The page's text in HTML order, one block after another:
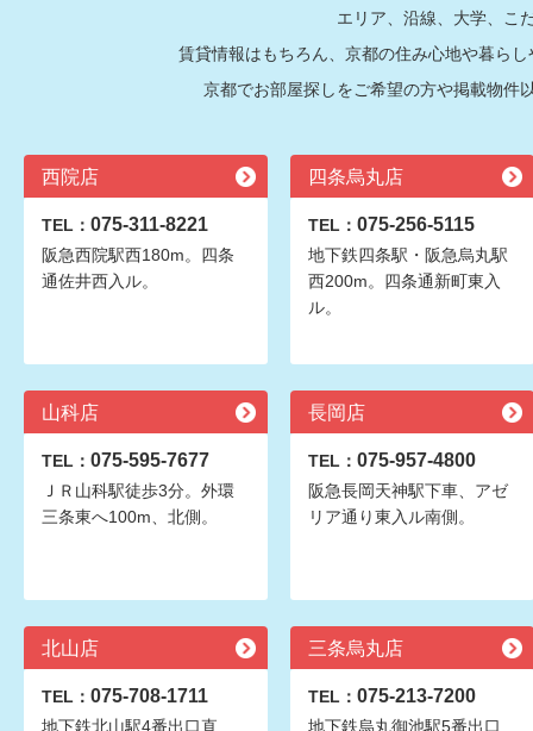
エリア、沿線、大学、こ
賃貸情報はもちろん、京都の住み心地や暮ら
京都でお部屋探しをご希望の方や掲載物件
西院店
TEL： 075-311-8221
阪急西院駅西180m。四条
通佐井西入ル。
四条烏丸店
TEL： 075-256-5115
地下鉄四条駅・阪急烏丸駅
西200m。四条通新町東入
ル。
山科店
TEL： 075-595-7677
ＪＲ山科駅徒歩3分。外環
三条東へ100m、北側。
長岡店
TEL： 075-957-4800
阪急長岡天神駅下車、アゼ
リア通り東入ル南側。
北山店
TEL： 075-708-1711
地下鉄北山駅4番出口直
三条烏丸店
TEL： 075-213-7200
地下鉄烏丸御池駅5番出口